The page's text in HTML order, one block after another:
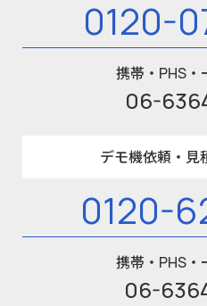
0120-
携帯・PHS・
06-
デモ機依頼・見
0120-
携帯・PHS・
06-